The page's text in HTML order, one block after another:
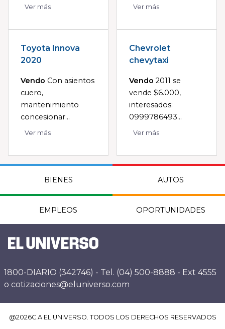
Ver más Ver más
Toyota Innova
2020
Vendo Con asientos
cuero,
mantenimiento
concesionar...
Ver más
Chevrolet
chevytaxi
Vendo 2011 se
vende $6.000,
interesados:
0999786493...
Ver más
BIENES AUTOS
EMPLEOS OPORTUNIDADES
1800-DIARIO (342746) - Tel. (04) 500-8888 - Ext 4555
o cotizaciones@eluniverso.com
@2026C.A EL UNIVERSO. TODOS LOS DERECHOS RESERVADOS